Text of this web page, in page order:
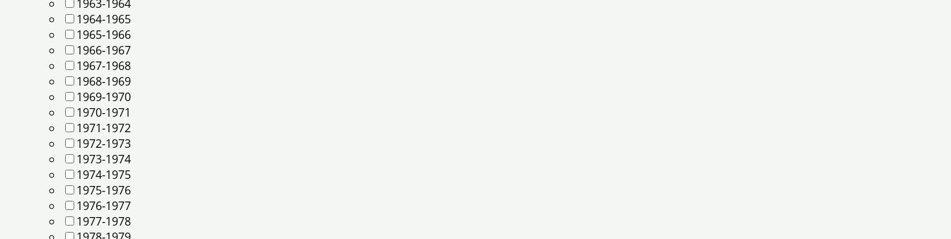
1963-1964
1964-1965
1965-1966
1966-1967
1967-1968
1968-1969
1969-1970
1970-1971
1971-1972
1972-1973
1973-1974
1974-1975
1975-1976
1976-1977
1977-1978